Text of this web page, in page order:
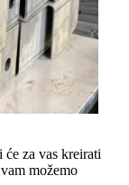
za vas kreirati
možemo